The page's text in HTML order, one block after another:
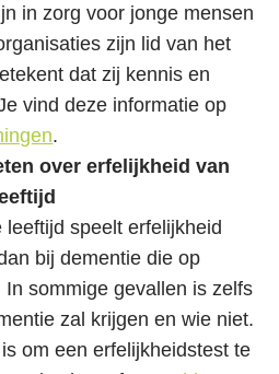
in zorg voor jonge mensen
zijn lid van het
dat zij kennis en
vind deze informatie op
.
over erfelijkheid van
speelt erfelijkheid
bij dementie die op
sommige gevallen is zelfs
zal krijgen en wie niet.
om een erfelijkheidstest te